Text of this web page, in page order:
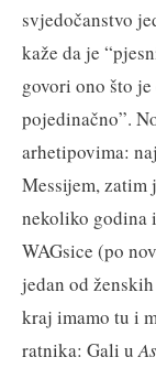
svjedočanstvo
kaže da je
govori ono što
pojedinačno”.
arhetipovima:
Messijem, zatim
nekoliko godina
WAGsice (po
jedan od
kraj imamo tu i
ratnika: Gali u